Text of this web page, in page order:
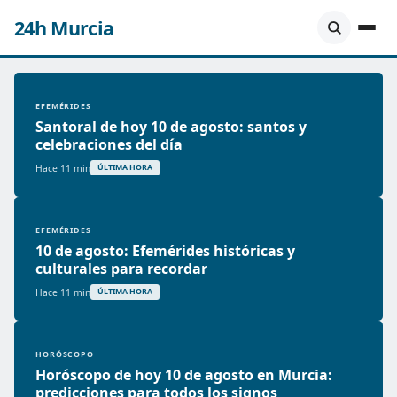
24h Murcia
EFEMÉRIDES
Santoral de hoy 10 de agosto: santos y
celebraciones del día
Hace 11 min ÚLTIMA HORA
EFEMÉRIDES
10 de agosto: Efemérides históricas y
culturales para recordar
Hace 11 min ÚLTIMA HORA
HORÓSCOPO
Horóscopo de hoy 10 de agosto en Murcia:
predicciones para todos los signos